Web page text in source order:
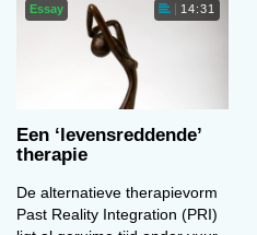
Essay 14:31
Een ‘levens­reddende’
therapie
De alternatieve therapievorm
Past Reality Integration (PRI)